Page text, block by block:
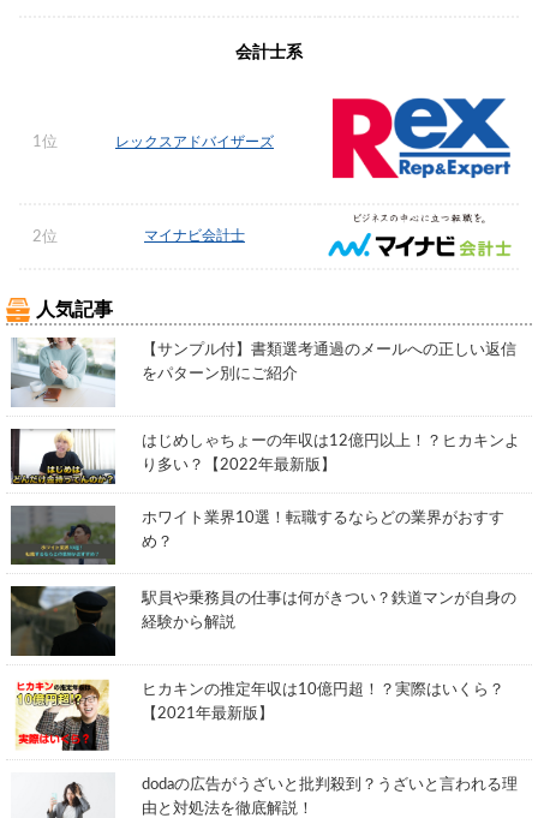
会計士系
1位 レックスアドバイザーズ
2位 マイナビ会計士
人気記事
【サンプル付】書類選考通過のメールへの正しい返信
をパターン別にご紹介
はじめしゃちょーの年収は12億円以上！？ヒカキンよ
り多い？【2022年最新版】
ホワイト業界10選！転職するならどの業界がおすす
め？
駅員や乗務員の仕事は何がきつい？鉄道マンが自身の
経験から解説
ヒカキンの推定年収は10億円超！？実際はいくら？
【2021年最新版】
dodaの広告がうざいと批判殺到？うざいと言われる理
由と対処法を徹底解説！